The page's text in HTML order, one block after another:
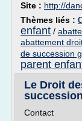
Site : http://
Thèmes liés :
enfant /
abattement
de succession
parent
Le Droit
succession
Contact